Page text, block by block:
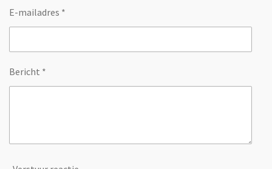
E-mailadres *
Bericht *